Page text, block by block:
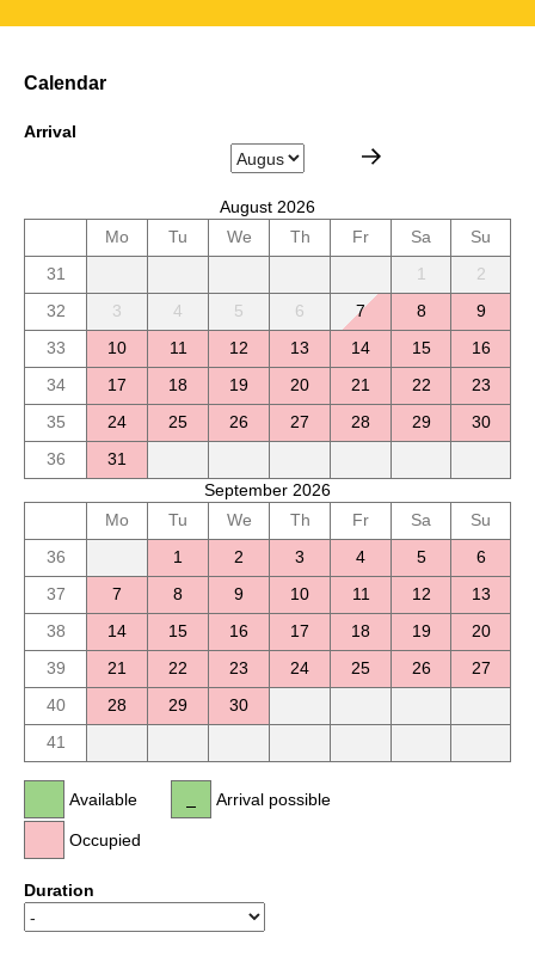
Calendar
Arrival
August 2026
Mo
Tu We Th Fr Sa
Su
31
1
2
32
3 4 5 6 7 8
9
33
10 11 12 13 14 15
16
34
17 18 19 20 21 22
23
35
24 25 26 27 28 29
30
36
31
September 2026
Mo
Tu We Th Fr Sa
Su
36
1 2 3 4 5
6
37
7 8 9 10 11 12
13
38
14 15 16 17 18 19
20
39
21 22 23 24 25 26
27
40
28 29
30
41
Available
Occupied
Arrival possible
Duration